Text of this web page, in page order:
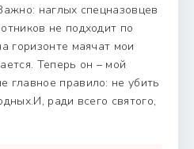
наглых спецназовцев
не подходит по
горизонте маячат мои
Теперь он – мой
главное правило: не убить
ради всего святого,